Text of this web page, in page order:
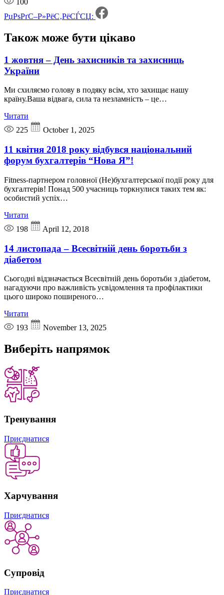
РџРѕРґС–Р»РёС‚РёСЃСЏ:
Також може бути цікаво
1 жовтня – День захисників та захисниць
України
Ми схиляємо голову в подяку всім, хто захищає нашу
країну.Ваша відвага, сила та незламність – це…
Читати
225
October 1, 2025
11 квітня 2018 року відбувся національний
форум бухгалтерів “Нова Я”!
Fitness-партнером головної (Не)бухгалтерської події року для
бухгалтерів! Понад 500 учасниць торкнулися таких тем як:
особистий успіх…
Читати
198
April 12, 2018
14 листопада – Всесвітній день боротьби з
діабетом
Сьогодні відзначається Всесвітній день боротьби з діабетом,
нагадуючи про важливість усвідомлення та профілактики
цього широко поширеного…
Читати
193
November 13, 2025
Виберіть напрямок
Тренування
Приєднатися
Харчування
Приєднатися
Супровід
Приєднатися